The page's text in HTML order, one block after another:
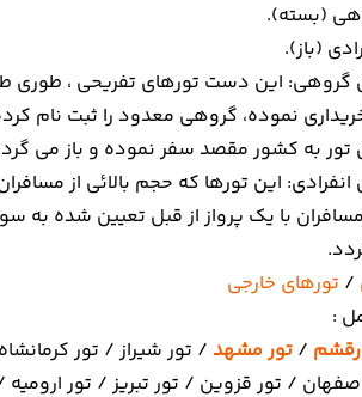
گروهی: این دست تورهای تفریحی ، طوری
نموده، گروهی معدود را ثبت نام
تور به کشور مقصد سفر نموده و باز می
این تورها که حجم بالائی از
با یک پرواز از قبل تعیین شده به
/ تورهای خارجی
:
/ تور مشهد / تور شیراز / تور
/ تور قزوین / تور تبریز / تور